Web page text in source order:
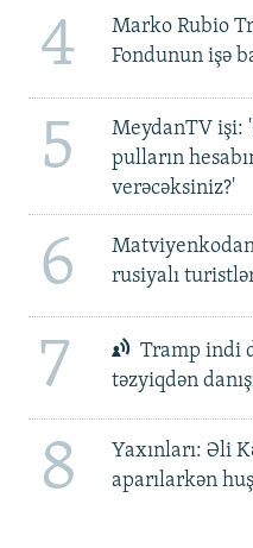
4
Marko Rubio
Fondunun işə
5
MeydanTV işi:
pulların
verəcəksiniz?'
6
rusiyalı
7
Tramp indi
təzyiqdən
8
Yaxınları: Əli
aparılarkən